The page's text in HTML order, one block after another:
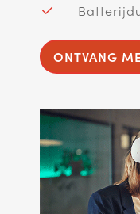
ONTVANG